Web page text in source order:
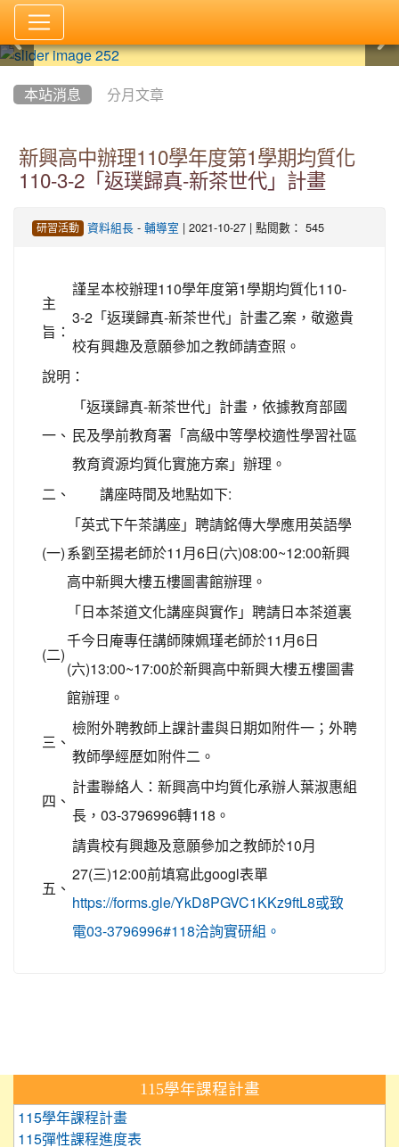
本站消息 分月文章
新興高中辦理110學年度第1學期均質化
110-3-2「返璞歸真-新茶世代」計畫
研習活動 資料組長- 輔導室 | 2021-10-27 | 點閱數： 545
主
旨：
謹呈本校辦理110學年度第1學期均質化110-
3-2「返璞歸真-新茶世代」計畫乙案，敬邀貴
校有興趣及意願參加之教師請查照。
說明：
一、
「返璞歸真-新茶世代」計畫，依據教育部國
民及學前教育署「高級中等學校適性學習社區
教育資源均質化實施方案」辦理。
二、
講座時間及地點如下:
(一)
「英式下午茶講座」聘請銘傳大學應用英語學
系劉至揚老師於11月6日(六)08:00~12:00新興
高中新興大樓五樓圖書館辦理。
(二)
「日本茶道文化講座與實作」聘請日本茶道裏
千今日庵專任講師陳姵瑾老師於11月6日
(六)13:00~17:00於新興高中新興大樓五樓圖書
館辦理。
三、
檢附外聘教師上課計畫與日期如附件一；外聘
教師學經歷如附件二。
四、
計畫聯絡人：新興高中均質化承辦人葉淑惠組
長，03-3796996轉118。
五、
請貴校有興趣及意願參加之教師於10月
27(三)12:00前填寫此googl表單
https://forms.gle/YkD8PGVC1KKz9ftL8或致
電03-3796996#118洽詢實研組。
115學年課程計畫
115學年課程計畫
115彈性課程進度表